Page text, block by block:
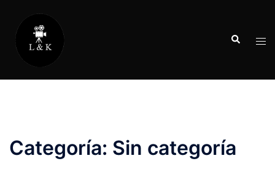
contenido
Buscar
Categoría: Sin categoría